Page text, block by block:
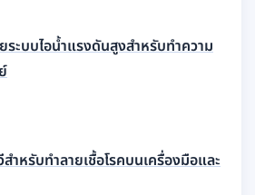
ะบบไอน้ำแรงดันสูงสำหรับทำความ
ำหรับทำลายเชื้อโรคบนเครื่องมือและ